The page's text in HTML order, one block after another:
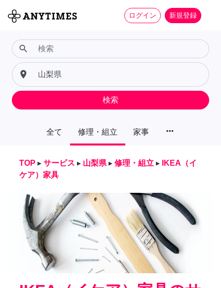
ログイン 新規登録
全て 修理・組立 家事 more_horiz
search
place
検索
TOP ▸ サービス ▸ 山梨県 ▸ 修理・組立 ▸
IKEA（イ
ケア）家具